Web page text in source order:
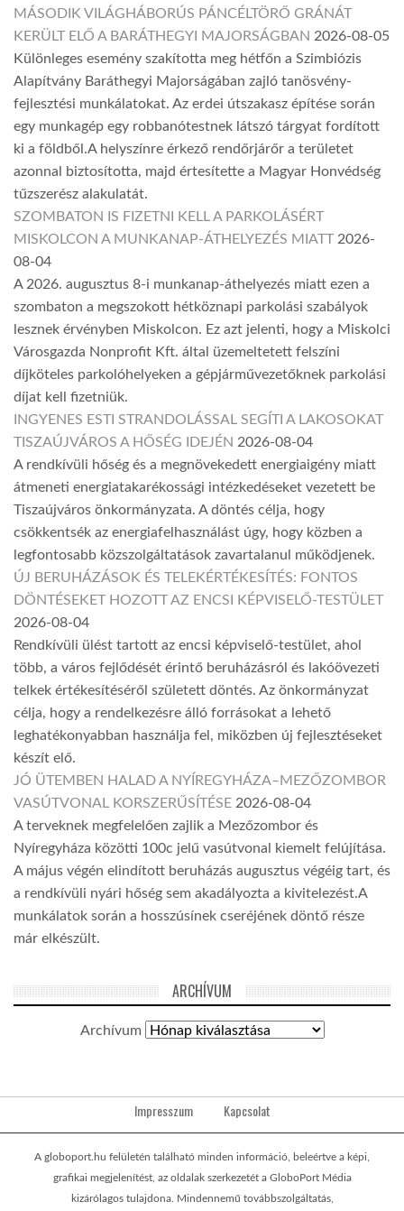
MÁSODIK VILÁGHÁBORÚS PÁNCÉLTÖRŐ GRÁNÁT
KERÜLT ELŐ A BARÁTHEGYI MAJORSÁGBAN 2026-08-05
Különleges esemény szakította meg hétfőn a Szimbiózis
Alapítvány Baráthegyi Majorságában zajló tanösvény-
fejlesztési munkálatokat. Az erdei útszakasz építése során
egy munkagép egy robbanótestnek látszó tárgyat fordított
ki a földből.A helyszínre érkező rendőrjárőr a területet
azonnal biztosította, majd értesítette a Magyar Honvédség
tűzszerész alakulatát.
SZOMBATON IS FIZETNI KELL A PARKOLÁSÉRT
MISKOLCON A MUNKANAP-ÁTHELYEZÉS MIATT 2026-
08-04
A 2026. augusztus 8-i munkanap-áthelyezés miatt ezen a
szombaton a megszokott hétköznapi parkolási szabályok
lesznek érvényben Miskolcon. Ez azt jelenti, hogy a Miskolci
Városgazda Nonprofit Kft. által üzemeltetett felszíni
díjköteles parkolóhelyeken a gépjárművezetőknek parkolási
díjat kell fizetniük.
INGYENES ESTI STRANDOLÁSSAL SEGÍTI A LAKOSOKAT
TISZAÚJVÁROS A HŐSÉG IDEJÉN 2026-08-04
A rendkívüli hőség és a megnövekedett energiaigény miatt
átmeneti energiatakarékossági intézkedéseket vezetett be
Tiszaújváros önkormányzata. A döntés célja, hogy
csökkentsék az energiafelhasználást úgy, hogy közben a
legfontosabb közszolgáltatások zavartalanul működjenek.
ÚJ BERUHÁZÁSOK ÉS TELEKÉRTÉKESÍTÉS: FONTOS
DÖNTÉSEKET HOZOTT AZ ENCSI KÉPVISELŐ-TESTÜLET
2026-08-04
Rendkívüli ülést tartott az encsi képviselő-testület, ahol
több, a város fejlődését érintő beruházásról és lakóövezeti
telkek értékesítéséről született döntés. Az önkormányzat
célja, hogy a rendelkezésre álló forrásokat a lehető
leghatékonyabban használja fel, miközben új fejlesztéseket
készít elő.
JÓ ÜTEMBEN HALAD A NYÍREGYHÁZA–MEZŐZOMBOR
VASÚTVONAL KORSZERŰSÍTÉSE 2026-08-04
A terveknek megfelelően zajlik a Mezőzombor és
Nyíregyháza közötti 100c jelű vasútvonal kiemelt felújítása.
A május végén elindított beruházás augusztus végéig tart, és
a rendkívüli nyári hőség sem akadályozta a kivitelezést.A
munkálatok során a hosszúsínek cseréjének döntő része
már elkészült.
ARCHÍVUM
Archívum
Impresszum Kapcsolat
A globoport.hu felületén található minden információ, beleértve a képi,
grafikai megjelenítést, az oldalak szerkezetét a GloboPort Média
kizárólagos tulajdona. Mindennemű továbbszolgáltatás,